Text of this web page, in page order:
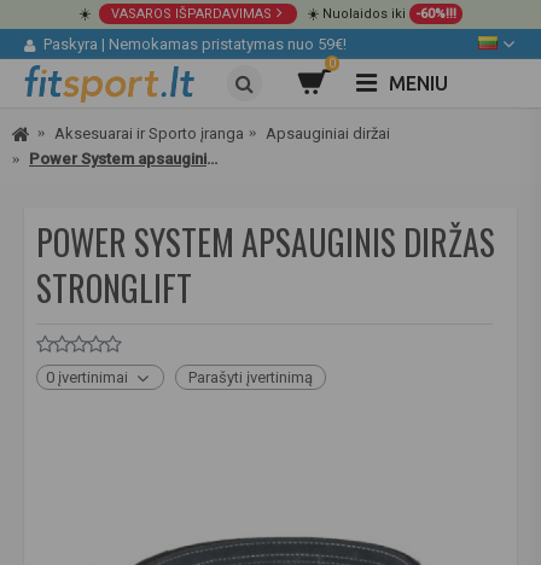
☀️ VASAROS IŠPARDAVIMAS ☀️ Nuolaidos iki -60%!!!
Paskyra | Nemokamas pristatymas nuo 59€!
0
MENIU
Aksesuarai ir Sporto įranga
Apsauginiai diržai
Power System apsauginis diržas STRONGLIFT
POWER SYSTEM APSAUGINIS DIRŽAS
STRONGLIFT
0 įvertinimai Parašyti įvertinimą